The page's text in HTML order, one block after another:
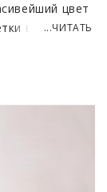
цвет
ваниль и
прекрасно
нет ни чего
и
не
...ЧИТАТЬ